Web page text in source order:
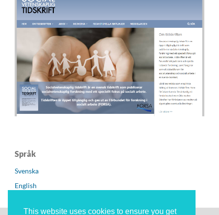
This website uses cookies to ensure you get
Språk
Svenska
English